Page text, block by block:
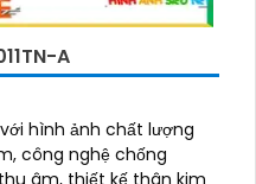
A
với hình ảnh chất lượng
công nghệ chống